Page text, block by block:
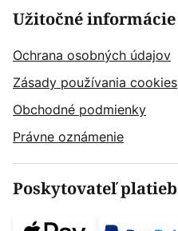
Užitočné informácie
Ochrana osobných údajov
Zásady používania cookies
Obchodné podmienky
Právne oznámenie
Poskytovateľ platieb